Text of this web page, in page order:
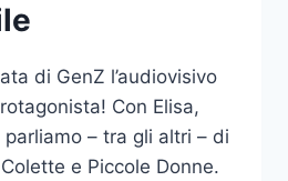
di GenZ l’audiovisivo
Con Elisa,
– tra gli altri – di
e Piccole Donne.